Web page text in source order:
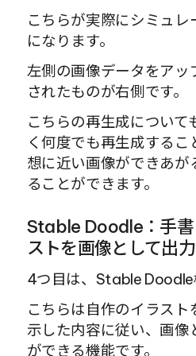
こちらが実際にシミュ
になります。
左側の画像データをアッ
されたものが右側です。
こちらの再生成について
く何度でも再生成する
想に近い画像ができあ
ることができます。
Stable Doodle：手書
ストを画像として出
4つ目は、Stable Doodle
こちらは自作のイラス
示した内容に従い、画像
ができる機能です。